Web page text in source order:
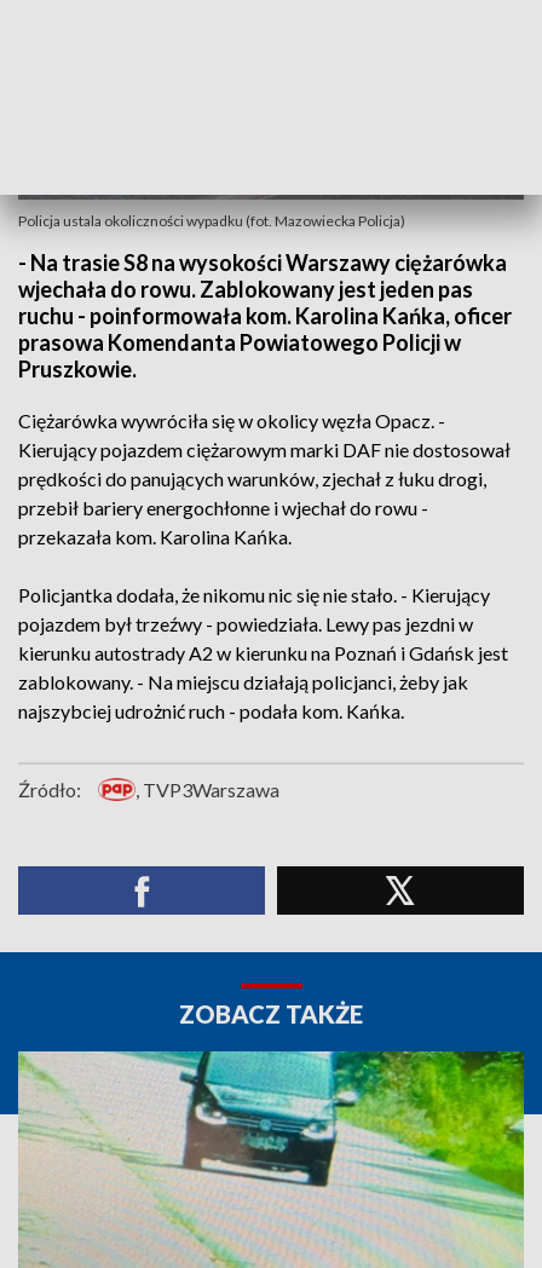
Policja ustala okoliczności wypadku (fot. Mazowiecka Policja)
- Na trasie S8 na wysokości Warszawy ciężarówka
wjechała do rowu. Zablokowany jest jeden pas
ruchu - poinformowała kom. Karolina Kańka, oficer
prasowa Komendanta Powiatowego Policji w
Pruszkowie.
Ciężarówka wywróciła się w okolicy węzła Opacz. -
Kierujący pojazdem ciężarowym marki DAF nie dostosował
prędkości do panujących warunków, zjechał z łuku drogi,
przebił bariery energochłonne i wjechał do rowu -
przekazała kom. Karolina Kańka.
Policjantka dodała, że nikomu nic się nie stało. - Kierujący
pojazdem był trzeźwy - powiedziała. Lewy pas jezdni w
kierunku autostrady A2 w kierunku na Poznań i Gdańsk jest
zablokowany. - Na miejscu działają policjanci, żeby jak
najszybciej udrożnić ruch - podała kom. Kańka.
Źródło: , TVP3Warszawa
ZOBACZ TAKŻE